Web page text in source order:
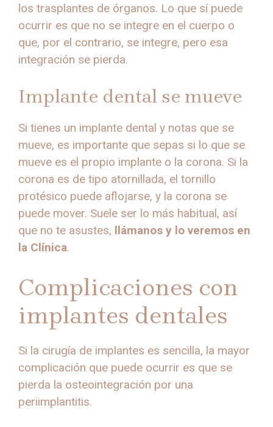
los trasplantes de órganos. Lo que sí puede
ocurrir es que no se integre en el cuerpo o
que, por el contrario, se integre, pero esa
integración se pierda.
Implante dental se mueve
Si tienes un implante dental y notas que se
mueve, es importante que sepas si lo que se
mueve es el propio implante o la corona. Si la
corona es de tipo atornillada, el tornillo
protésico puede aflojarse, y la corona se
puede mover. Suele ser lo más habitual, así
que no te asustes, llámanos y lo veremos en
la Clínica.
Complicaciones con
implantes dentales
Si la cirugía de implantes es sencilla, la mayor
complicación que puede ocurrir es que se
pierda la osteointegración por una
periimplantitis.